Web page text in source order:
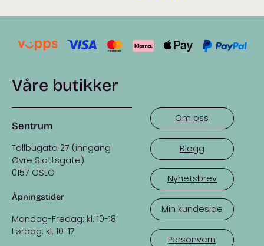
Våre butikker
Sentrum
Tollbugata 27 (inngang
Øvre Slottsgate)
0157 OSLO
Åpningstider
Mandag-Fredag: kl. 10-18
Lørdag: kl. 10-17
Om oss
Blogg
Nyhetsbrev
Min kundeside
Personvern